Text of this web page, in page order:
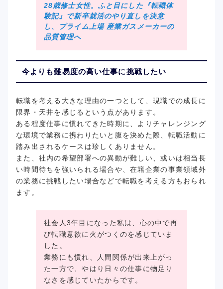
28歳修士女性。ふと目にした『転職体
験記』で新卒就活のやり直しを決意
し、プライム上場 産業ガスメーカーの
品質管理へ
今よりも難易度の高い仕事に挑戦したい
転職を考える大きな理由の一つとして、現職での成長に
限界・天井を感じるという点があります。
ある程度仕事に慣れてきた時期に、よりチャレンジング
な環境で業務に携わりたいと腹を決めた際、転職活動に
踏み出されるケースは珍しくありません。
また、社内の希望部署への異動が難しい、或いは相当長
い時間待ちを強いられる場合や、在籍企業の事業領域外
の業務に挑戦したい場合などで転職を考える方もおられ
ます。
社会人3年目になった私は、心の中で再
び転職意欲に火がつくのを感じていま
した。
業務にも慣れ、人間関係が出来上がっ
た一方で、やはり日々の仕事に物足り
なさを感じていたからです。